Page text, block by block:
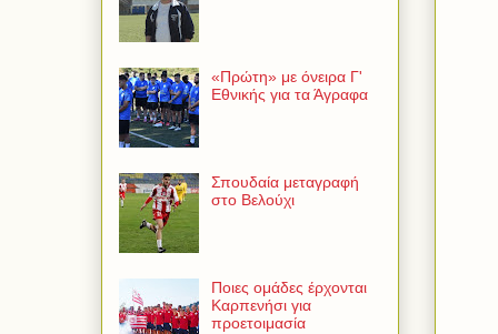
«Πρώτη» με όνειρα Γ'
Εθνικής για τα Άγραφα
Σπουδαία μεταγραφή
στο Βελούχι
Ποιες ομάδες έρχονται
Καρπενήσι για
προετοιμασία